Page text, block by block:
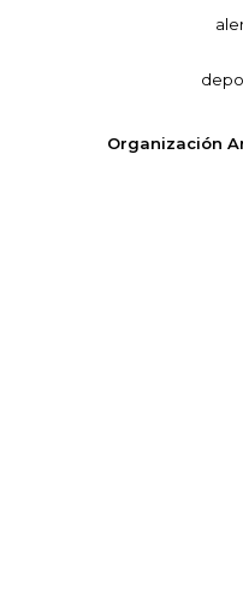
Organización